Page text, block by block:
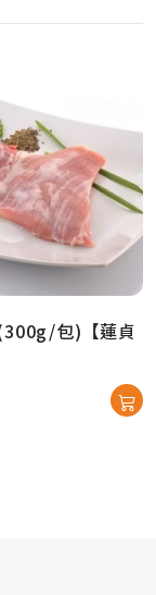
包)【蓮貞